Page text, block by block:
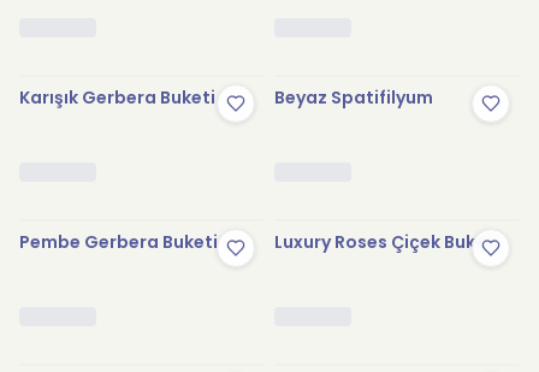
Karışık Gerbera Buketi Beyaz Spatifilyum
Pembe Gerbera Buketi Luxury Roses Çiçek Buketi